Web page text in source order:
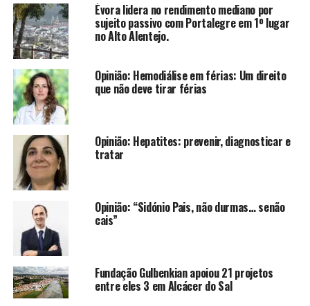
Évora lidera no rendimento mediano por
sujeito passivo com Portalegre em 1º lugar
no Alto Alentejo.
Opinião: Hemodiálise em férias: Um direito
que não deve tirar férias
Opinião: Hepatites: prevenir, diagnosticar e
tratar
Opinião: “Sidónio Pais, não durmas… senão
cais”
Fundação Gulbenkian apoiou 21 projetos
entre eles 3 em Alcácer do Sal